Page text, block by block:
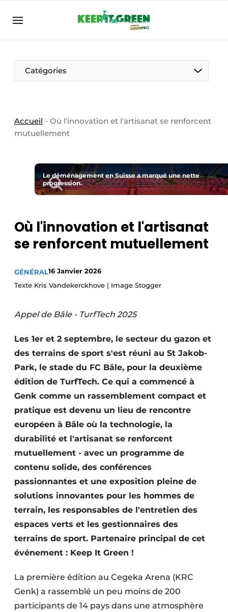
FR ENG FR
Catégories
Accueil - Où l'innovation et l'artisanat se renforcent
mutuellement
Le déménagement en Suisse a marqué une nette
progression.
Où l'innovation et l'artisanat
se renforcent mutuellement
GÉNÉRAL16 Janvier 2026
Texte Kris Vandekerckhove | Image Stogger
Appel de Bâle - TurfTech 2025
Les 1er et 2 septembre, le secteur du gazon et
des terrains de sport s'est réuni au St Jakob-
Park, le stade du FC Bâle, pour la deuxième
édition de TurfTech. Ce qui a commencé à
Genk comme un rassemblement compact et
pratique est devenu un lieu de rencontre
européen à Bâle où la technologie, la
durabilité et l'artisanat se renforcent
mutuellement - avec un programme de
contenu solide, des conférences
passionnantes et une exposition pleine de
solutions innovantes pour les hommes de
terrain, les responsables de l'entretien des
espaces verts et les gestionnaires des
terrains de sport. Partenaire principal de cet
événement : Keep It Green !
La première édition au Cegeka Arena (KRC
Genk) a rassemblé un peu moins de 200
participants de 14 pays dans une atmosphère